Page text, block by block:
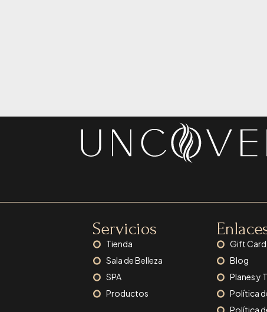
Servicios
Tienda
Sala de Belleza
SPA
Productos
Gift Card
Blog
Planes y
Política
Política